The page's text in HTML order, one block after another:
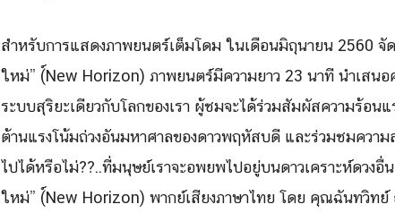
สำหรับการแสดงภาพยนตร์เต็มโดม ในเดือนมิถุนายน 2560 จั
ใหม่” (์New Horizon) ภาพยนตร์มีความยาว 23 นาที นำเสนอ
ระบบสุริยะเดียวกับโลกของเรา ผู้ชมจะได้ร่วมสัมผัสความร้อนแ
ต้านแรงโน้มถ่วงอันมหาศาลของดาวพฤหัสบดี และร่วมชมความ
ไปได้หรือไม่??..ที่มนุษย์เราจะอพยพไปอยู่บนดาวเคราะห์ดวงอื่
ใหม่” (์New Horizon) พากย์เสียงภาษาไทย โดย คุณฉันทวิทย์